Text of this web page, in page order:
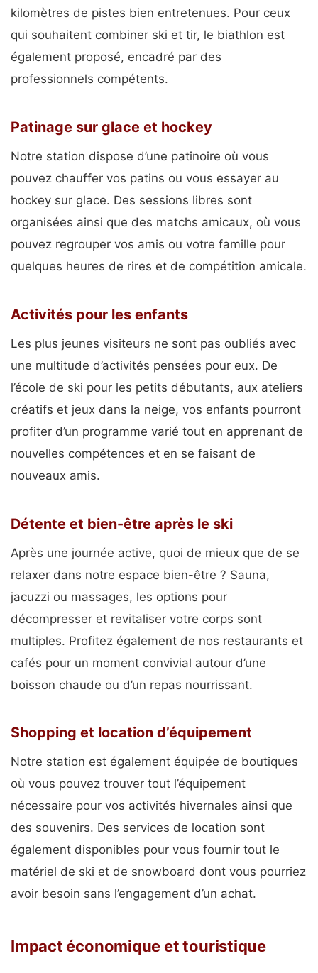
kilomètres de pistes bien entretenues. Pour ceux
qui souhaitent combiner ski et tir, le biathlon est
également proposé, encadré par des
professionnels compétents.
Patinage sur glace et hockey
Notre station dispose d’une patinoire où vous
pouvez chauffer vos patins ou vous essayer au
hockey sur glace. Des sessions libres sont
organisées ainsi que des matchs amicaux, où vous
pouvez regrouper vos amis ou votre famille pour
quelques heures de rires et de compétition amicale.
Activités pour les enfants
Les plus jeunes visiteurs ne sont pas oubliés avec
une multitude d’activités pensées pour eux. De
l’école de ski pour les petits débutants, aux ateliers
créatifs et jeux dans la neige, vos enfants pourront
profiter d’un programme varié tout en apprenant de
nouvelles compétences et en se faisant de
nouveaux amis.
Détente et bien-être après le ski
Après une journée active, quoi de mieux que de se
relaxer dans notre espace bien-être ? Sauna,
jacuzzi ou massages, les options pour
décompresser et revitaliser votre corps sont
multiples. Profitez également de nos restaurants et
cafés pour un moment convivial autour d’une
boisson chaude ou d’un repas nourrissant.
Shopping et location d’équipement
Notre station est également équipée de boutiques
où vous pouvez trouver tout l’équipement
nécessaire pour vos activités hivernales ainsi que
des souvenirs. Des services de location sont
également disponibles pour vous fournir tout le
matériel de ski et de snowboard dont vous pourriez
avoir besoin sans l’engagement d’un achat.
Impact économique et touristique